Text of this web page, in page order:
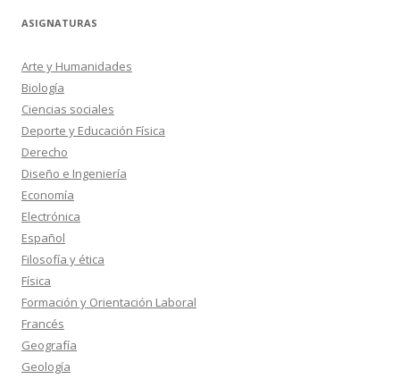
ASIGNATURAS
Arte y Humanidades
Biología
Ciencias sociales
Deporte y Educación Física
Derecho
Diseño e Ingeniería
Economía
Electrónica
Español
Filosofía y ética
Física
Formación y Orientación Laboral
Francés
Geografía
Geología